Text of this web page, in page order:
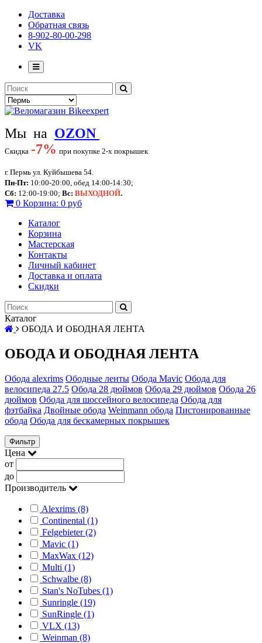
Доставка
Обратная связь
8-902-80-00-298
VK
Мы на OZON
Скидка -7% при покупке 2-х покрышек
г. Пермь ул. Куйбышева 54.
Пн-Пт: 10:00-20:00, обед 14:00-14:30;
Сб: 12:00-19:00; Вс: ВЫХОДНОЙ.
0 Корзина: 0 руб
Каталог
Корзина
Мастерская
Контакты
Личный кабинет
Доставка и оплата
Скидки
Каталог
ОБОДА И ОБОДНАЯ ЛЕНТА
ОБОДА И ОБОДНАЯ ЛЕНТА
Обода alexrims Ободные ленты Обода Mavic Обода для
велосипеда 27.5 Обода 28 дюймов Обода 29 дюймов Обода 26
дюймов Обода для шоссейного велосипеда Обода для
фэтбайка Двойные обода Weinmann обода Пистонированные
обода Обода для бескамерных покрышек
Фильтр
Цена
от
до
Производитель
Alexrims (8)
Continental (1)
Felgebieter (2)
Mavic (1)
MaxWax (12)
Multi (1)
Schwalbe (8)
Stan's NoTubes (1)
Sunringle (19)
SunRingle (1)
VLX (13)
Weinman (8)